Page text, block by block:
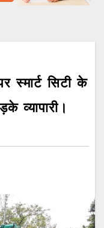
स्मार्ट सिटी के
व्यापारी।